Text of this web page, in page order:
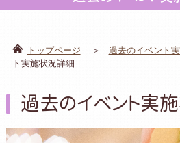
トップページ 過去のイベント
ト実施状況詳細
過去のイベント実